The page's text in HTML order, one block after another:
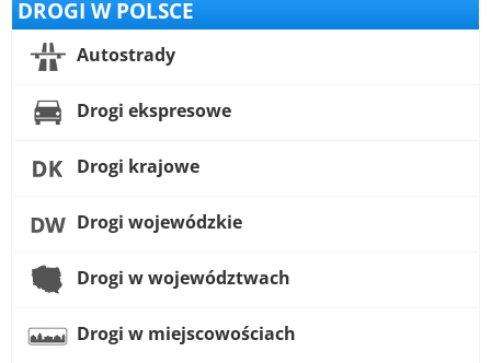
DROGI W POLSCE
Autostrady
Drogi ekspresowe
Drogi krajowe
Drogi wojewódzkie
Drogi w województwach
Drogi w miejscowościach